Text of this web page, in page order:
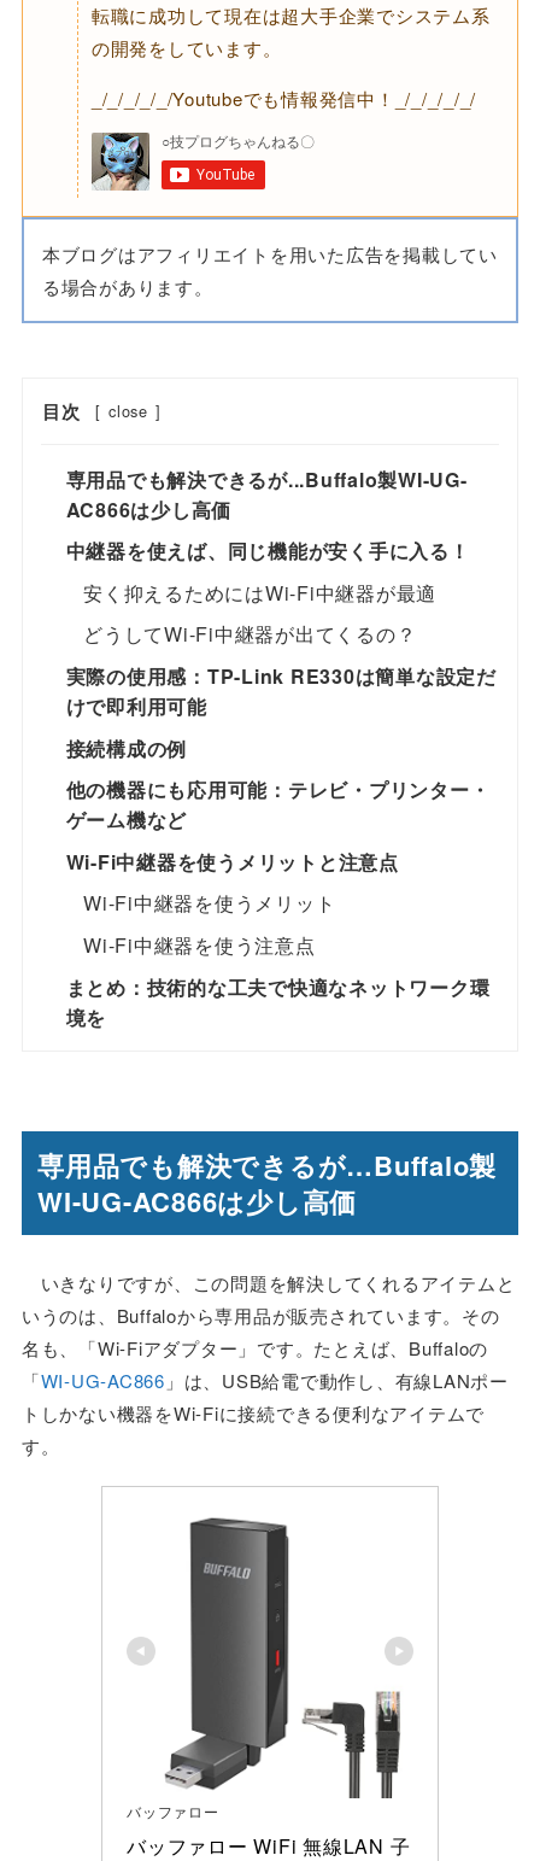
転職に成功して現在は超大手企業でシステム系
の開発をしています。
_/_/_/_/_/Youtubeでも情報発信中！_/_/_/_/_/
本ブログはアフィリエイトを用いた広告を掲載してい
る場合があります。
目次 [ close ]
専用品でも解決できるが...Buffalo製WI-UG-
AC866は少し高価
中継器を使えば、同じ機能が安く手に入る！
安く抑えるためにはWi-Fi中継器が最適
どうしてWi-Fi中継器が出てくるの？
実際の使用感：TP-Link RE330は簡単な設定だ
けで即利用可能
接続構成の例
他の機器にも応用可能：テレビ・プリンター・
ゲーム機など
Wi-Fi中継器を使うメリットと注意点
Wi-Fi中継器を使うメリット
Wi-Fi中継器を使う注意点
まとめ：技術的な工夫で快適なネットワーク環
境を
専用品でも解決できるが…Buffalo製
WI-UG-AC866は少し高価
いきなりですが、この問題を解決してくれるアイテムと
いうのは、Buffaloから専用品が販売されています。その
名も、「Wi-Fiアダプター」です。たとえば、Buffaloの
「WI-UG-AC866 」は、USB給電で動作し、有線LANポー
トしかない機器をWi-Fiに接続できる便利なアイテムで
す。
バッファロー
バッファロー WiFi 無線LAN 子